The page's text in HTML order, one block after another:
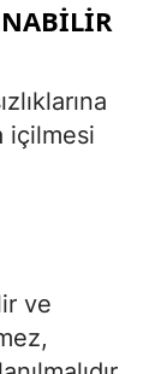
içilmesi
ve